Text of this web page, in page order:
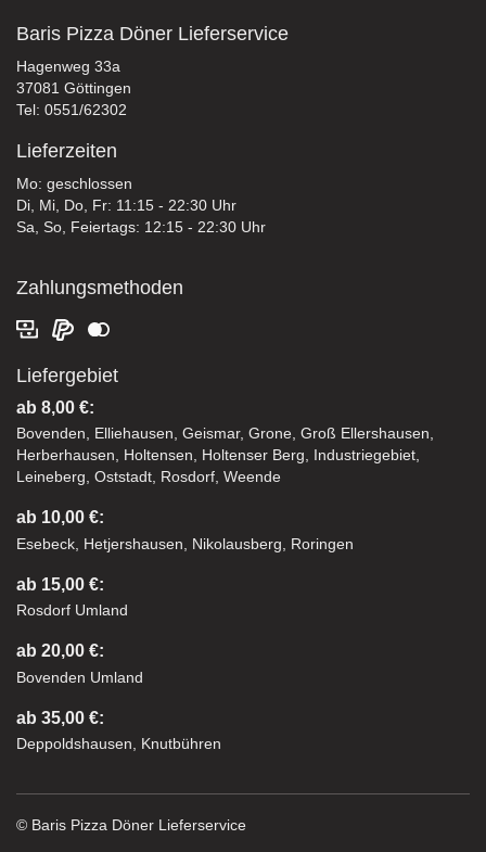
Baris Pizza Döner Lieferservice
Hagenweg 33a
37081 Göttingen
Tel: 0551/62302
Lieferzeiten
Mo: geschlossen
Di, Mi, Do, Fr: 11:15 - 22:30 Uhr
Sa, So, Feiertags: 12:15 - 22:30 Uhr
Zahlungsmethoden
Liefergebiet
ab 8,00 €:
Bovenden, Elliehausen, Geismar, Grone, Groß Ellershausen,
Herberhausen, Holtensen, Holtenser Berg, Industriegebiet,
Leineberg, Oststadt, Rosdorf, Weende
ab 10,00 €:
Esebeck, Hetjershausen, Nikolausberg, Roringen
ab 15,00 €:
Rosdorf Umland
ab 20,00 €:
Bovenden Umland
ab 35,00 €:
Deppoldshausen, Knutbühren
© Baris Pizza Döner Lieferservice